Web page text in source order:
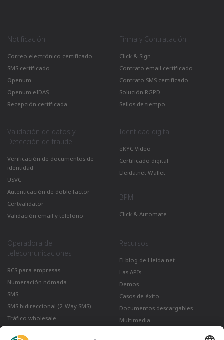
Notificación
Correo electrónico certificado
SMS certificado
Openum
Openum eIDAS
Recepción certificada
Firma y Contratación
Click & Sign
Contrato email certificado
Contrato SMS certificado
Solución RGPD
Sellos de tiempo
Validación de datos y
Detección de fraude
Verificación de documentos de
identidad
USVC
Autenticación de doble factor
Certvalidator
Validación email y teléfono
Identidad digital
eKYC Video
Certificado digital
Lleida.net Wallet
BPM
Click & Automate
Operadora de
telecomunicaciones
RCS para empresas
Numeración nómada
SMS
SMS bidireccional (2-Way SMS)
Tráfico wholesale
Recursos
El blog de Lleida.net
Las APIs
Demos
Casos de éxito
Documentos descargables
Multimedia